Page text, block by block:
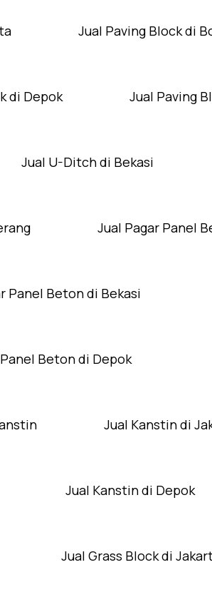
Jual Paving Block di
di Depok Jual Paving
Jual U-Ditch di Bekasi
Jual Pagar Panel
Panel Beton di Bekasi
Beton di Depok
Jual Kanstin di
Jual Kanstin di Depok
Jual Grass Block di